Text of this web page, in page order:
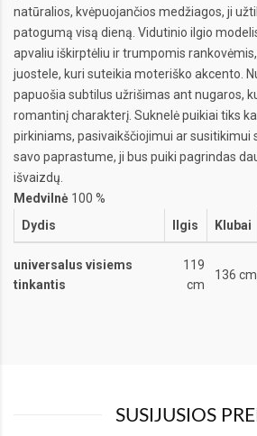
natūralios, kvėpuojančios medžiagos, ji
patogumą visą dieną. Vidutinio ilgio
apvaliu iškirptėliu ir trumpomis
juostele, kuri suteikia moteriško akcento.
papuošia subtilus užrišimas ant nugaros,
romantinį charakterį. Suknelė puikiai tiks
pirkiniams, pasivaikščiojimui ar susitikimui
savo paprastume, ji bus puiki pagrindas
išvaizdų.
Medvilnė 100 %
Dydis
Ilgis Klubai
universalus visiems
tinkantis
119
cm
136 cm
SUSIJUSIOS